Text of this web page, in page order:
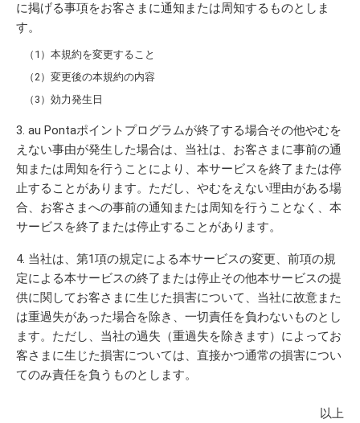
に掲げる事項をお客さまに通知または周知するものとしま
す。
本規約を変更すること
変更後の本規約の内容
効力発生日
au Pontaポイントプログラムが終了する場合その他やむを
えない事由が発生した場合は、当社は、お客さまに事前の通
知または周知を行うことにより、本サービスを終了または停
止することがあります。ただし、やむをえない理由がある場
合、お客さまへの事前の通知または周知を行うことなく、本
サービスを終了または停止することがあります。
当社は、第1項の規定による本サービスの変更、前項の規
定による本サービスの終了または停止その他本サービスの提
供に関してお客さまに生じた損害について、当社に故意また
は重過失があった場合を除き、一切責任を負わないものとし
ます。ただし、当社の過失（重過失を除きます）によってお
客さまに生じた損害については、直接かつ通常の損害につい
てのみ責任を負うものとします。
以上